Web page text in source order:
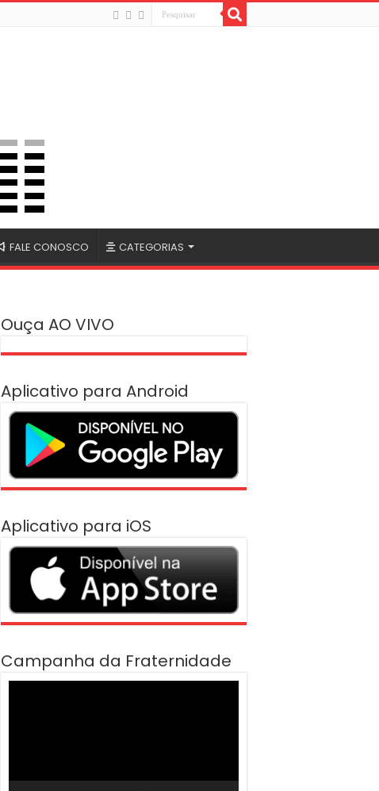
FALE CONOSCO CATEGORIAS
Ouça AO VIVO
Aplicativo para Android
Aplicativo para iOS
Campanha da Fraternidade